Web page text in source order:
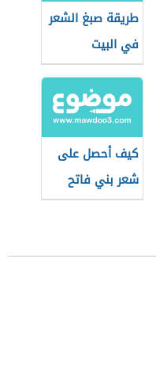
طريقة صبغ الشعر
في البيت
كيف أحصل على
شعر بني فاتح